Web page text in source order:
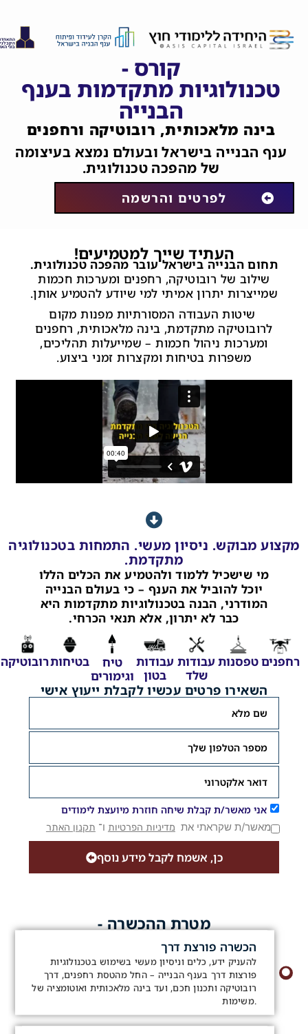
קורס -
טכנולוגיות מתקדמות בענף
הבנייה
בינה מלאכותית, רובוטיקה ורחפנים
ענף הבנייה בישראל ובעולם נמצא בעיצומה
של מהפכה טכנולוגית.
לפרטים והרשמה
העתיד שייך למטמיעים!
תחום הבנייה בישראל עובר מהפכה טכנולוגית.
שילוב של רובוטיקה, רחפנים ומערכות חכמות
שמייצרות יתרון אמיתי למי שיודע להטמיע אותן.
שיטות העבודה המסורתיות מפנות מקום
לרובוטיקה מתקדמת, בינה מלאכותית, רחפנים
ומערכות ניהול חכמות – שמייעלות תהליכים,
משפרות בטיחות ומקצרות זמני ביצוע.
מקצוע מבוקש. ניסיון מעשי. התמחות בטכנולוגיה
מתקדמת.
מי שישכיל ללמוד ולהטמיע את הכלים הללו
יוכל להוביל את הענף – כי בעולם הבנייה
המודרני, הבנה בטכנולוגיות מתקדמות היא
כבר לא יתרון, אלא תנאי הכרחי.
רחפניםטפסנות עבודות
שלד
עבודות
בטון
טיח
וגימורים
בטיחותרובוטיקה
השאירו פרטים עכשיו לקבלת ייעוץ אישי
אני מאשר/ת קבלת שיחה חוזרת מיועצת לימודים
מאשר/ת שקראתי את מדיניות הפרטיות ו־ תקנון האתר
כן, אשמח לקבל מידע נוסף
מטרת ההכשרה -
הכשרה פורצת דרך
להעניק ידע, כלים וניסיון מעשי בשימוש בטכנולוגיות
פורצות דרך בענף הבנייה – החל מהטסת רחפנים, דרך
רובוטיקה ותכנון חכם, ועד בינה מלאכותית ואוטומציה של
משימות.